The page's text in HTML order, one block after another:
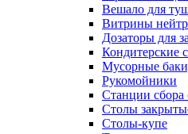
Вешало для
Витрины
Дозаторы для
Кондитерские
Мусорные
Рукомойники
Станции сбора
Столы
Столы-купе